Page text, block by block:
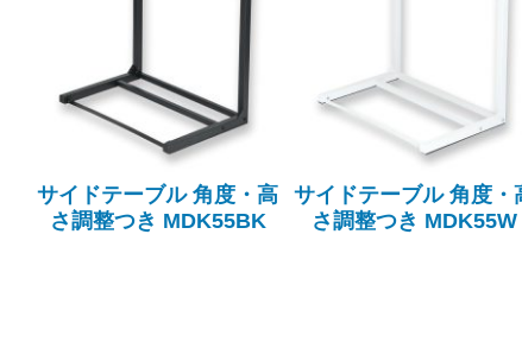
サイドテーブル 角度・高
さ調整つき MDK55BK
サイドテーブル 角度・
さ調整つき MDK55W